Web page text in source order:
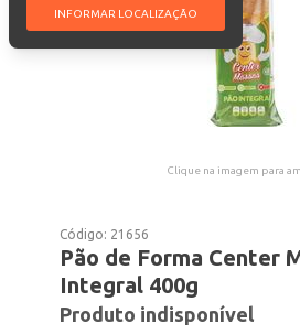
INFORMAR LOCALIZAÇÃO
Clique na imagem para
Código: 21656
Pão de Forma Center
Integral 400g
Produto indisponível